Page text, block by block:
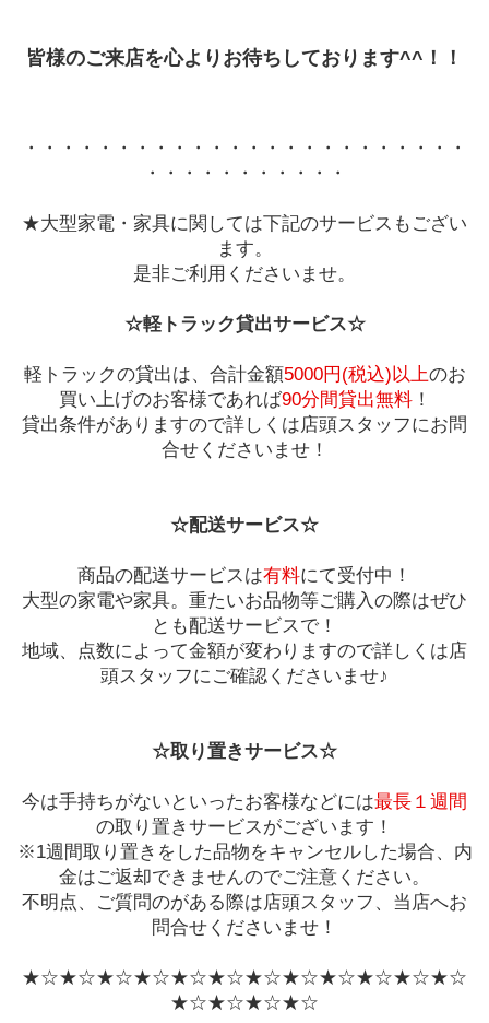
皆様のご来店を心よりお待ちしております^^！！
・・・・・・・・・・・・・・・・・・・・・・・・
・・・・・・・・・・・
★大型家電・家具に関しては下記のサービスもござい
ます。
是非ご利用くださいませ。
☆軽トラック貸出サービス☆
軽トラックの貸出は、合計金額5000円(税込)以上のお
買い上げのお客様であれば90分間貸出無料！
貸出条件がありますので詳しくは店頭スタッフにお問
合せくださいませ！
☆配送サービス☆
商品の配送サービスは有料にて受付中！
大型の家電や家具。重たいお品物等ご購入の際はぜひ
とも配送サービスで！
地域、点数によって金額が変わりますので詳しくは店
頭スタッフにご確認くださいませ♪
☆取り置きサービス☆
今は手持ちがないといったお客様などには最長１週間
の取り置きサービスがございます！
※1週間取り置きをした品物をキャンセルした場合、内
金はご返却できませんのでご注意ください。
不明点、ご質問のがある際は店頭スタッフ、当店へお
問合せくださいませ！
★☆★☆★☆★☆★☆★☆★☆★☆★☆★☆★☆★☆
★☆★☆★☆★☆